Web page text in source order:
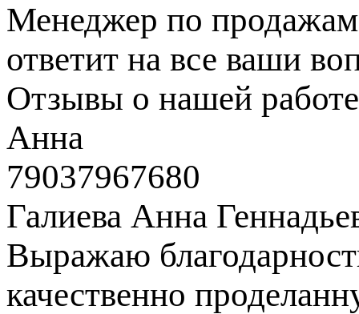
Менеджер по продажам
ответит на все ваши
Отзывы о нашей работе
Анна
79037967680
Галиева Анна
Выражаю
качественно